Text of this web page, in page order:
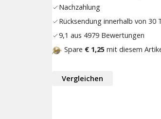
Nachzahlung
Rücksendung innerhalb von 30
9,1 aus 4979 Bewertungen
Spare € 1,25 mit diesem
Vergleichen